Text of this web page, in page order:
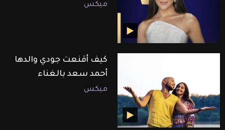
ميكس
كيف أقنعت جودي والدها
أحمد سعد بالغناء
ميكس